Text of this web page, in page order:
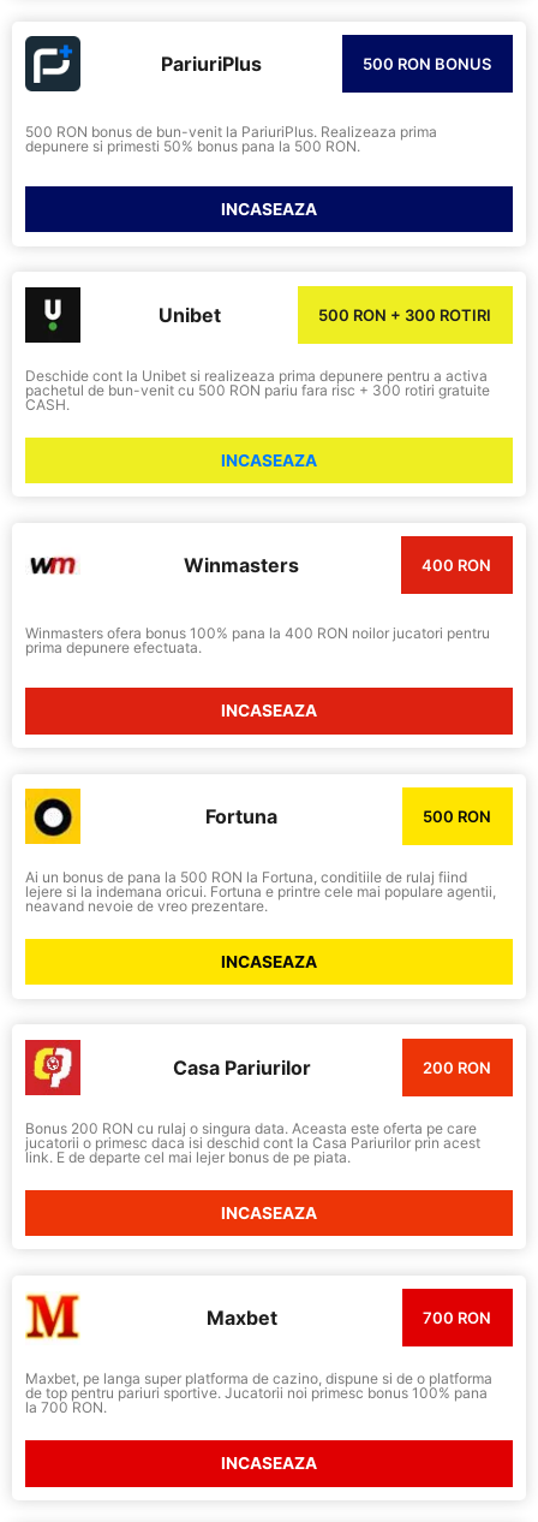
PariuriPlus 500 RON BONUS
500 RON bonus de bun-venit la PariuriPlus. Realizeaza prima
depunere si primesti 50% bonus pana la 500 RON.
INCASEAZA
Unibet 500 RON + 300 ROTIRI
Deschide cont la Unibet si realizeaza prima depunere pentru a activa
pachetul de bun-venit cu 500 RON pariu fara risc + 300 rotiri gratuite
CASH.
INCASEAZA
Winmasters 400 RON
Winmasters ofera bonus 100% pana la 400 RON noilor jucatori pentru
prima depunere efectuata.
INCASEAZA
Fortuna 500 RON
Ai un bonus de pana la 500 RON la Fortuna, conditiile de rulaj fiind
lejere si la indemana oricui. Fortuna e printre cele mai populare agentii,
neavand nevoie de vreo prezentare.
INCASEAZA
Casa Pariurilor 200 RON
Bonus 200 RON cu rulaj o singura data. Aceasta este oferta pe care
jucatorii o primesc daca isi deschid cont la Casa Pariurilor prin acest
link. E de departe cel mai lejer bonus de pe piata.
INCASEAZA
Maxbet 700 RON
Maxbet, pe langa super platforma de cazino, dispune si de o platforma
de top pentru pariuri sportive. Jucatorii noi primesc bonus 100% pana
la 700 RON.
INCASEAZA